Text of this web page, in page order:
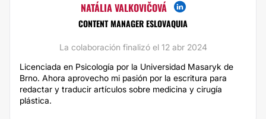
NATÁLIA VALKOVIČOVÁ
CONTENT MANAGER ESLOVAQUIA
La colaboración finalizó el 12 abr 2024
Licenciada en Psicología por la Universidad Masaryk de
Brno. Ahora aprovecho mi pasión por la escritura para
redactar y traducir artículos sobre medicina y cirugía
plástica.